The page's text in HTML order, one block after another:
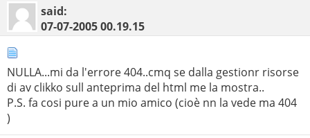
said:
07-07-200500.19.15
NULLA...mi da l'errore 404..cmq se dalla gestionr risorse
di av clikko sull anteprima del html me la mostra..
P.S. fa cosi pure a un mio amico (cioè nn la vede ma 404
)